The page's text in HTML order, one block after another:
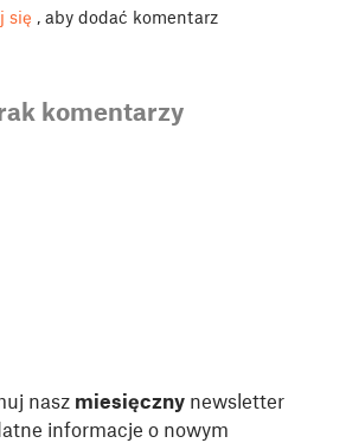
się , aby dodać komentarz
komentarzy
nasz miesięczny newsletter
informacje o nowym